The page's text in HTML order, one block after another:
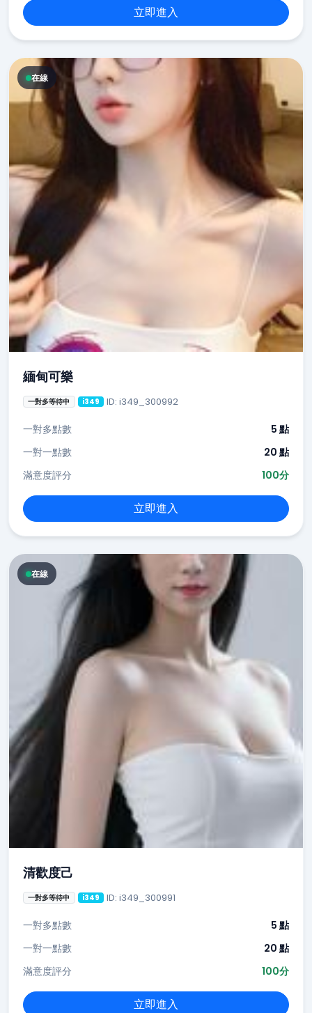
立即進入
在線
緬甸可樂
一對多等待中 i349 ID: i349_300992
一對多點數
5 點
一對一點數
20 點
滿意度評分
100分
立即進入
在線
清歡度己
一對多等待中 i349 ID: i349_300991
一對多點數
5 點
一對一點數
20 點
滿意度評分
100分
立即進入